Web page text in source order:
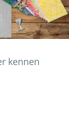
kennen